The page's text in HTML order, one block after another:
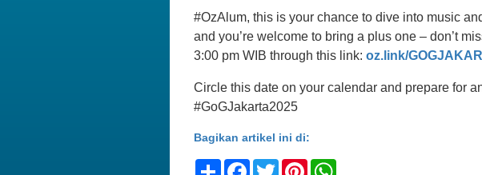
#OzAlum, this is your chance to dive into music
and you’re welcome to bring a plus one – don’t
3:00 pm WIB through this link: oz.link/
Circle this date on your calendar and prepare for
#GoGJakarta2025
Bagikan artikel ini di:
ShareFacebook
TwitterPinterest